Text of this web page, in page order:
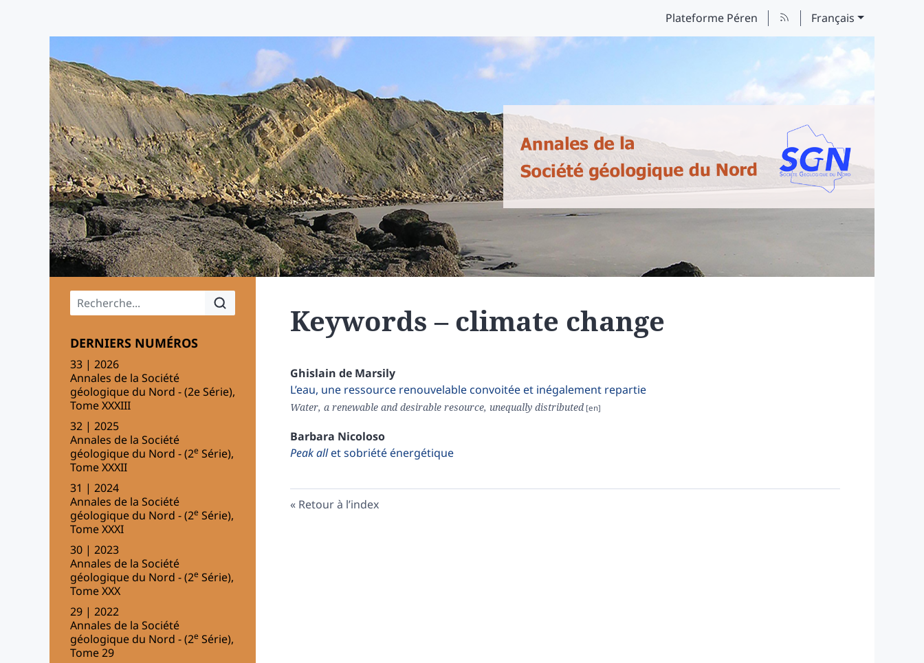
Plateforme Péren Français
Menu principal
DERNIERS NUMÉROS
33 | 2026
Annales de la Société
géologique du Nord - (2e Série),
Tome XXXIII
32 | 2025
Annales de la Société
géologique du Nord - (2e Série),
Tome XXXII
31 | 2024
Annales de la Société
géologique du Nord - (2e Série),
Tome XXXI
30 | 2023
Annales de la Société
géologique du Nord - (2e Série),
Tome XXX
29 | 2022
Annales de la Société
géologique du Nord - (2e Série),
Tome 29
Keywords – climate change
Ghislain de Marsily
L’eau, une ressource renouvelable convoitée et inégalement repartie
Water, a renewable and desirable resource, unequally distributed
Barbara Nicoloso
Peak allet sobriété énergétique
Retour à l’index